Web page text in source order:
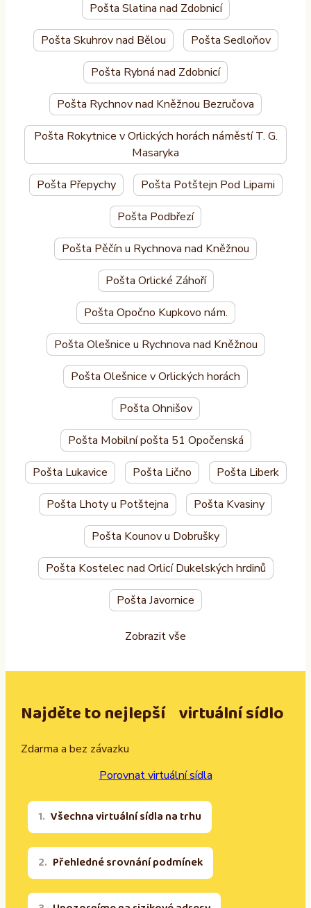
Pošta Slatina nad Zdobnicí
Pošta Skuhrov nad Bělou Pošta Sedloňov
Pošta Rybná nad Zdobnicí
Pošta Rychnov nad Kněžnou Bezručova
Pošta Rokytnice v Orlických horách náměstí T. G.
Masaryka
Pošta Přepychy Pošta Potštejn Pod Lipami
Pošta Podbřezí
Pošta Pěčín u Rychnova nad Kněžnou
Pošta Orlické Záhoří
Pošta Opočno Kupkovo nám.
Pošta Olešnice u Rychnova nad Kněžnou
Pošta Olešnice v Orlických horách
Pošta Ohnišov
Pošta Mobilní pošta 51 Opočenská
Pošta Lukavice Pošta Lično Pošta Liberk
Pošta Lhoty u Potštejna Pošta Kvasiny
Pošta Kounov u Dobrušky
Pošta Kostelec nad Orlicí Dukelských hrdinů
Pošta Javornice
Zobrazit vše
Najděte to nejlepší virtuální sídlo
Zdarma a bez závazku
Porovnat virtuální sídla
Všechna virtuální sídla na trhu
Přehledné srovnání podmínek